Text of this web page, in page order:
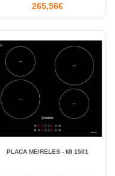
265,56€
PLACA MEIRELES - MI 1501